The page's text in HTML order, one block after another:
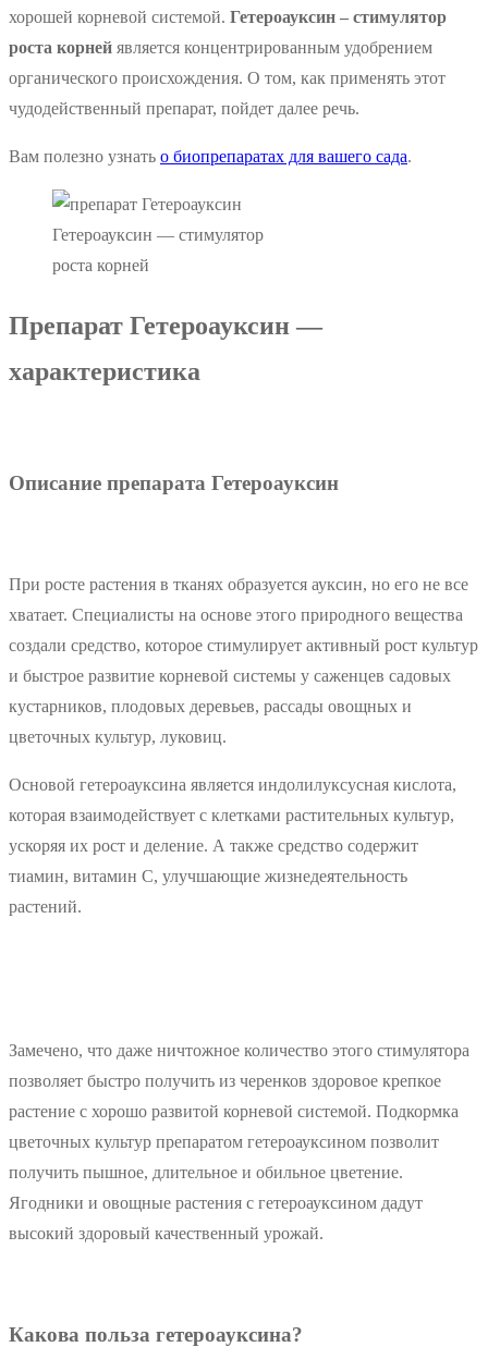
хорошей корневой системой. Гетероауксин – стимулятор
роста корней является концентрированным удобрением
органического происхождения. О том, как применять этот
чудодейственный препарат, пойдет далее речь.
Вам полезно узнать о биопрепаратах для вашего сада.
Гетероауксин — стимулятор
роста корней
Препарат Гетероауксин —
характеристика
Описание препарата Гетероауксин
При росте растения в тканях образуется ауксин, но его не все
хватает. Специалисты на основе этого природного вещества
создали средство, которое стимулирует активный рост культур
и быстрое развитие корневой системы у саженцев садовых
кустарников, плодовых деревьев, рассады овощных и
цветочных культур, луковиц.
Основой гетероауксина является индолилуксусная кислота,
которая взаимодействует с клетками растительных культур,
ускоряя их рост и деление. А также средство содержит
тиамин, витамин С, улучшающие жизнедеятельность
растений.
Замечено, что даже ничтожное количество этого стимулятора
позволяет быстро получить из черенков здоровое крепкое
растение с хорошо развитой корневой системой. Подкормка
цветочных культур препаратом гетероауксином позволит
получить пышное, длительное и обильное цветение.
Ягодники и овощные растения с гетероауксином дадут
высокий здоровый качественный урожай.
Какова польза гетероауксина?